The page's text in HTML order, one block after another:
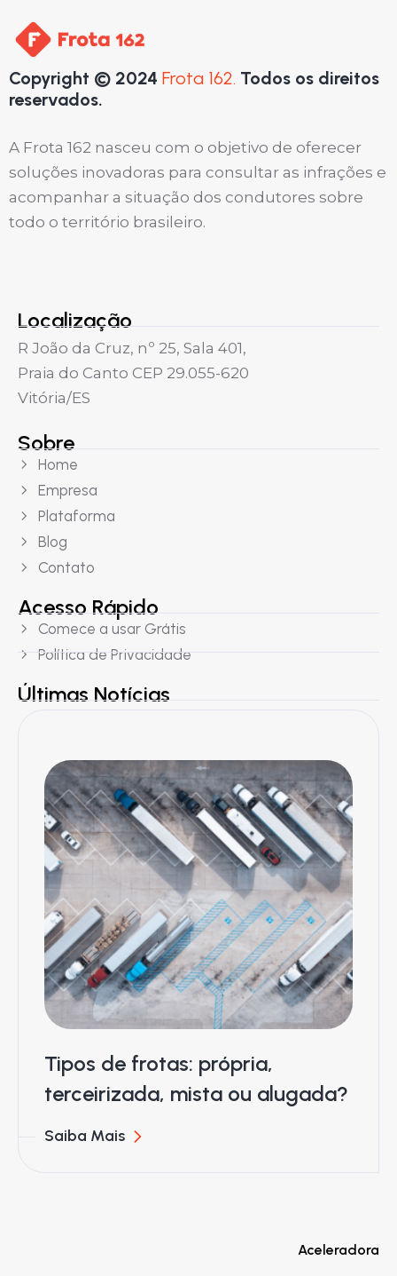
Copyright © 2024 Frota 162. Todos os direitos
reservados.
A Frota 162 nasceu com o objetivo de oferecer
soluções inovadoras para consultar as infrações e
acompanhar a situação dos condutores sobre
todo o território brasileiro.
Localização
R João da Cruz, nº 25, Sala 401,
Praia do Canto CEP 29.055-620
Vitória/ES
Sobre
Home
Empresa
Plataforma
Blog
Contato
Acesso Rápido
Comece a usar Grátis
Política de Privacidade
Últimas Notícias
Tipos de frotas: própria,
terceirizada, mista ou alugada?
Saiba Mais
Aceleradora